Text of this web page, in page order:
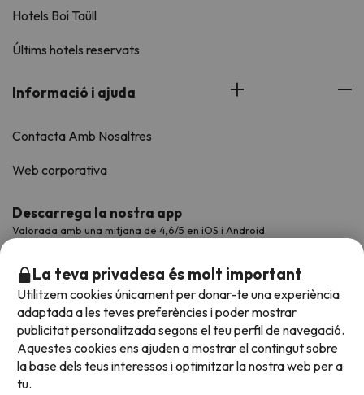
Hotels Boí Taüll
Últims hotels reservats
Informació i ajuda
Contacta Amb Nosaltres
Web corporativa
Descarrega la nostra app
Valorada amb una mitjana de 4,6/5 en iOS i Android.
La teva privadesa és molt important
Utilitzem cookies únicament per donar-te una experiència
adaptada a les teves preferències i poder mostrar
publicitat personalitzada segons el teu perfil de navegació.
Aquestes cookies ens ajuden a mostrar el contingut sobre
la base dels teus interessos i optimitzar la nostra web per a
tu.